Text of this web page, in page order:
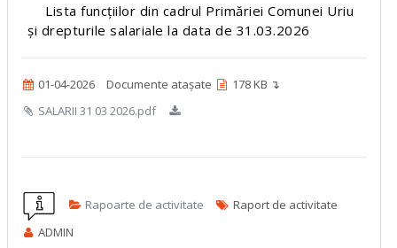
Lista funcțiilor din cadrul Primăriei Comunei Uriu
și drepturile salariale la data de 31.03.2026
01-04-2026 Documente atașate
178 KB ↴
SALARII 31 03 2026.pdf
Rapoarte de activitate
Raport de activitate
ADMIN